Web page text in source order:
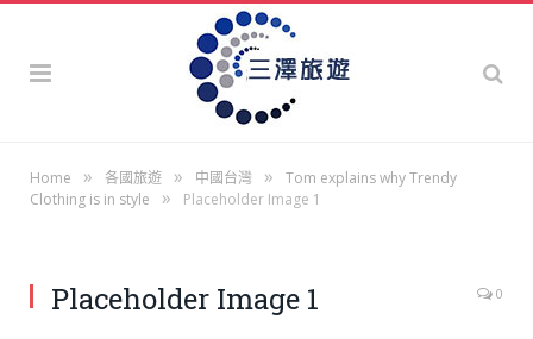
Home » 各國旅遊 » 中國台灣 »
Tom explains why Trendy
Clothing is in style
» Placeholder Image 1
Placeholder Image 1 0